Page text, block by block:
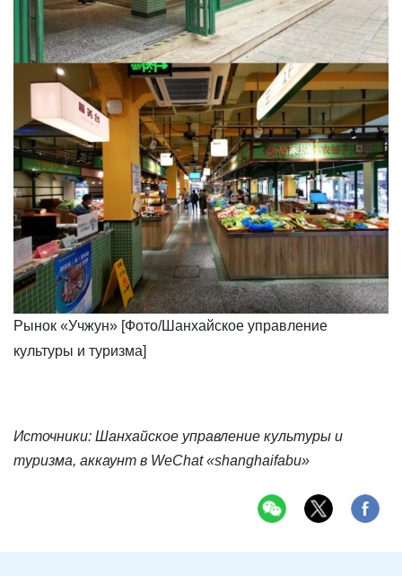
Рынок «Учжун» [Фото/Шанхайское управление
культуры и туризма]
Источники: Шанхайское управление культуры и
туризма, аккаунт в WeChat «shanghaifabu»